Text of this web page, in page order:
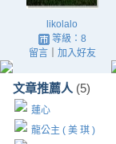
likolalo
等級：8
留言｜ 加入好友
文章推薦人 (5)
蓮心
龍公主 ( 美 琪 )